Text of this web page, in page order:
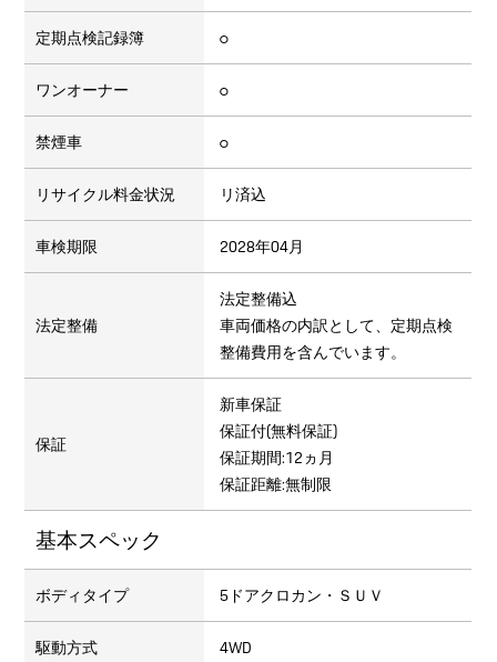
定期点検記録簿 ○
ワンオーナー ○
禁煙車 ○
リサイクル料金状況 リ済込
車検期限 2028年04月
法定整備
法定整備込
車両価格の内訳として、定期点検
整備費用を含んでいます。
保証
新車保証
保証付(無料保証)
保証期間:12ヵ月
保証距離:無制限
基本スペック
ボディタイプ 5ドアクロカン・ＳＵＶ
駆動方式 4WD